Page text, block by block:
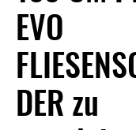
EVO
DER zu